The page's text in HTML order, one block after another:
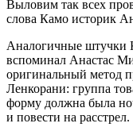
Выловим так всех
слова Камо историк
Аналогичные штучки
вспоминал Анастас
оригинальный метод
Ленкорани: группа
форму должна была
и повести на